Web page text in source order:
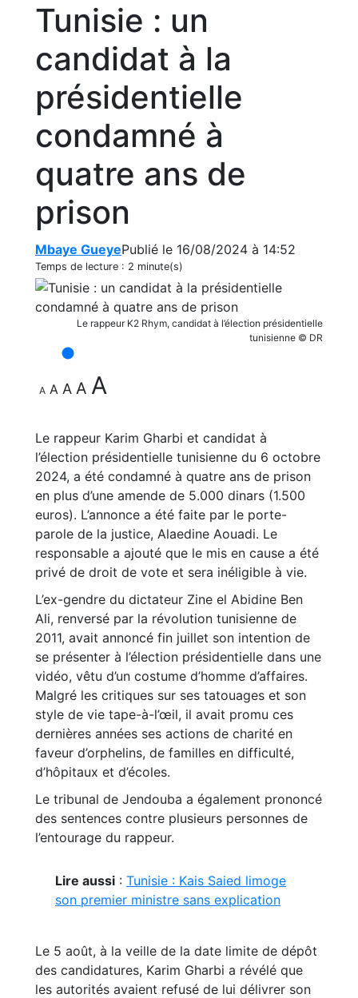
Tunisie : un
candidat à la
présidentielle
condamné à
quatre ans de
prison
Mbaye GueyePublié le 16/08/2024 à 14:52
Temps de lecture : 2 minute(s)
Le rappeur K2 Rhym, candidat à l’élection présidentielle
tunisienne © DR
A A A A A
Le rappeur Karim Gharbi et candidat à
l’élection présidentielle tunisienne du 6 octobre
2024, a été condamné à quatre ans de prison
en plus d’une amende de 5.000 dinars (1.500
euros). L’annonce a été faite par le porte-
parole de la justice, Alaedine Aouadi. Le
responsable a ajouté que le mis en cause a été
privé de droit de vote et sera inéligible à vie.
L’ex-gendre du dictateur Zine el Abidine Ben
Ali, renversé par la révolution tunisienne de
2011, avait annoncé fin juillet son intention de
se présenter à l’élection présidentielle dans une
vidéo, vêtu d’un costume d’homme d’affaires.
Malgré les critiques sur ses tatouages et son
style de vie tape-à-l’œil, il avait promu ces
dernières années ses actions de charité en
faveur d’orphelins, de familles en difficulté,
d’hôpitaux et d’écoles.
Le tribunal de Jendouba a également prononcé
des sentences contre plusieurs personnes de
l’entourage du rappeur.
Lire aussi : Tunisie : Kais Saied limoge
son premier ministre sans explication
Le 5 août, à la veille de la date limite de dépôt
des candidatures, Karim Gharbi a révélé que
les autorités avaient refusé de lui délivrer son